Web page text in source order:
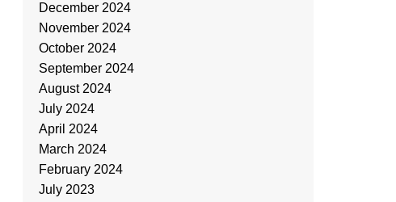
December 2024
November 2024
October 2024
September 2024
August 2024
July 2024
April 2024
March 2024
February 2024
July 2023